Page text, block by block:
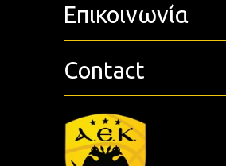
Επικοινωνία
Contact